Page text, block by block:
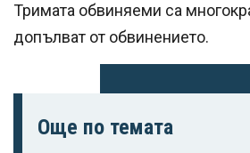
Успешно
Тримата обвиняеми са
допълват от обвинението.
Още по темата